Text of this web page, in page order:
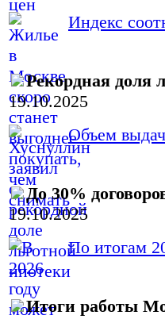
Индекс
Рекордная доля
19.10.2025
Объем
До 30%
19.10.2025
По итогам
Итоги работы